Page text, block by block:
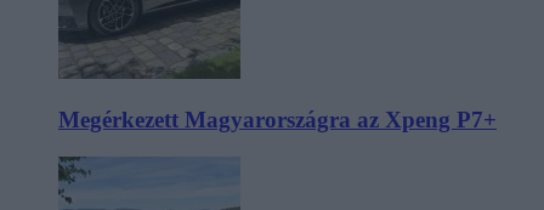
Megérkezett Magyarországra az Xpeng P7+